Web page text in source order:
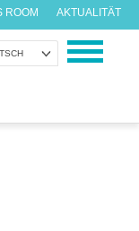
ROOM AKTUALITÄT